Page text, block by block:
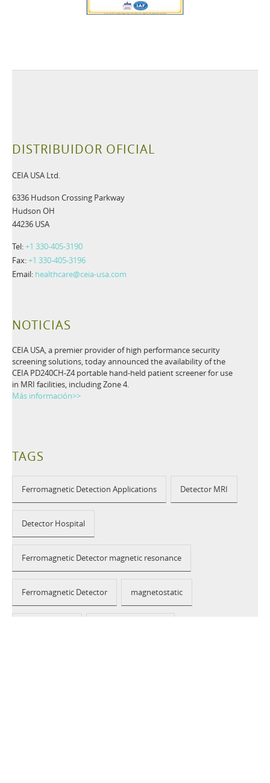
DISTRIBUIDOR OFICIAL
CEIA USA Ltd.
6336 Hudson Crossing Parkway
Hudson OH
44236 USA
Tel:+1 330-405-3190
Fax:+1 330-405-3196
Email: healthcare@ceia-usa.com
NOTICIAS
CEIA USA, a premier provider of high performance security
screening solutions, today announced the availability of the
CEIA PD240CH-Z4 portable hand-held patient screener for use
in MRI facilities, including Zone 4.
Más información>>
TAGS
Ferromagnetic Detection Applications Detector MRI
Detector Hospital
Ferromagnetic Detector magnetic resonance
Ferromagnetic Detector magnetostatic